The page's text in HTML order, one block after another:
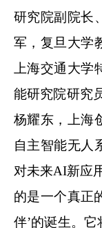
研究院副院长
军，复旦大学
上海交通大
能研究院研究
杨耀东，上海
自主智能无人
对未来AI新应
的是一个真正
伴’的诞生。